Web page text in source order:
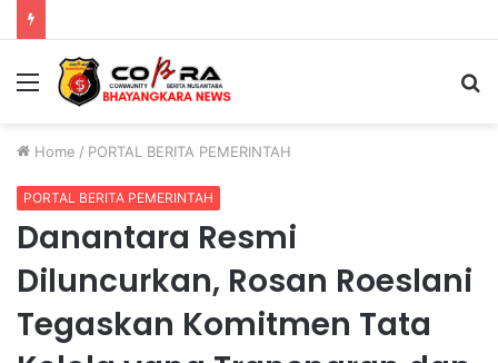
Menu
Home / PORTAL BERITA PEMERINTAH
PORTAL BERITA PEMERINTAH
Danantara Resmi
Diluncurkan, Rosan Roeslani
Tegaskan Komitmen Tata